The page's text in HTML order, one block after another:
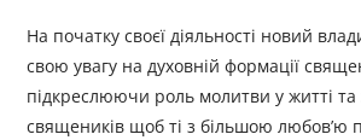
На початку своєї діяльності новий
свою увагу на духовній формації
підкреслюючи роль молитви у житті
священиків щоб ті з більшою любов’ю